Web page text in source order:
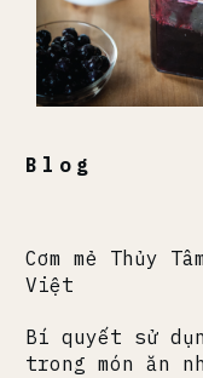
Blog
Cơm mẻ Thủy
Việt
Bí quyết sử
trong món ăn